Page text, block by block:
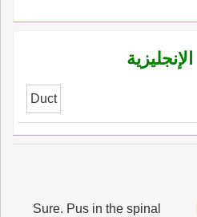
Duct
Sure. Pus in the spinal